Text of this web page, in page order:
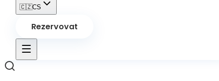
🇨🇿CS
Rezervovat